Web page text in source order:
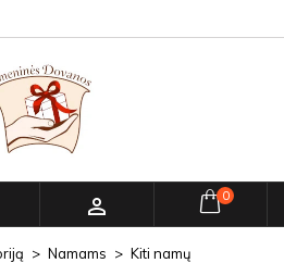
 0
Namams
Kiti namų